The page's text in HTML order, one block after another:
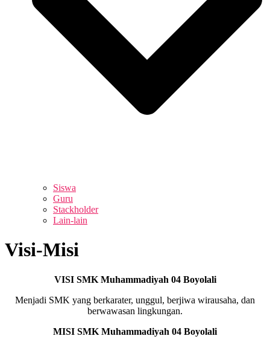
Siswa
Guru
Stackholder
Lain-lain
Visi-Misi
VISI SMK Muhammadiyah 04 Boyolali
Menjadi SMK yang berkarater, unggul, berjiwa wirausaha, dan
berwawasan lingkungan.
MISI SMK Muhammadiyah 04 Boyolali